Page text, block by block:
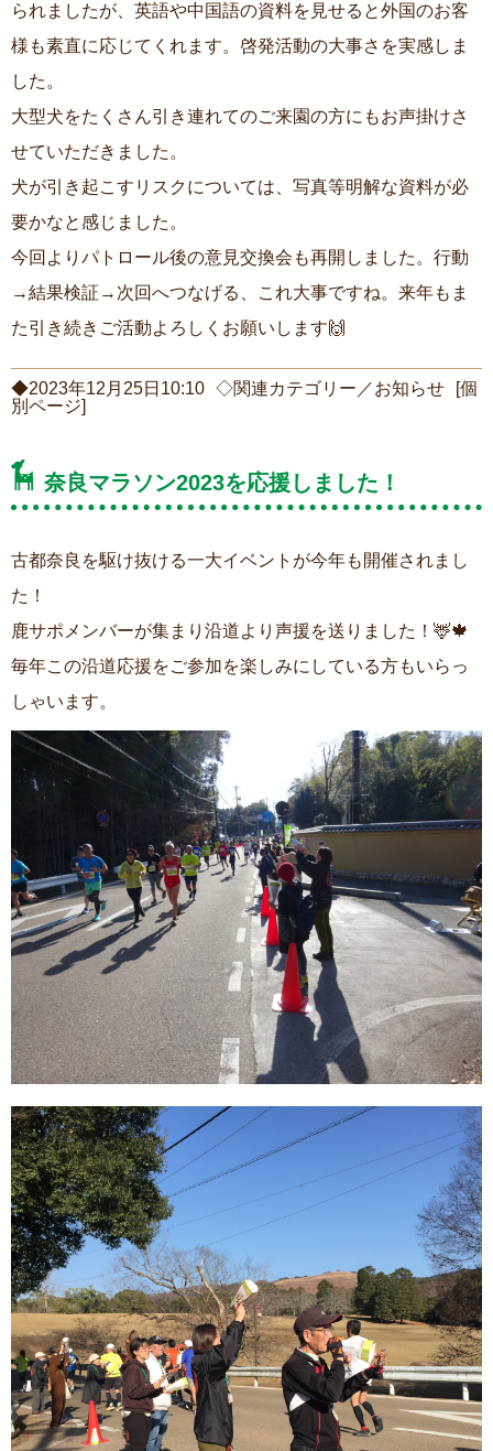
られましたが、英語や中国語の資料を見せると外国のお客
様も素直に応じてくれます。啓発活動の大事さを実感しま
した。
大型犬をたくさん引き連れてのご来園の方にもお声掛けさ
せていただきました。
犬が引き起こすリスクについては、写真等明解な資料が必
要かなと感じました。
今回よりパトロール後の意見交換会も再開しました。行動
→結果検証→次回へつなげる、これ大事ですね。来年もま
た引き続きご活動よろしくお願いします🙌
◆2023年12月25日10:10 ◇関連カテゴリー／お知らせ
[個
別ページ]
奈良マラソン2023を応援しました！
古都奈良を駆け抜ける一大イベントが今年も開催されまし
た！
鹿サポメンバーが集まり沿道より声援を送りました！🦌🍁
毎年この沿道応援をご参加を楽しみにしている方もいらっ
しゃいます。